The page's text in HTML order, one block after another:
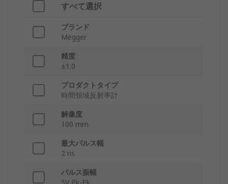
すべて選択
ブランド
Megger
精度
±1.0
プロダクトタイプ
時間領域反射率計
解像度
100 mm
最大パルス幅
2 ns
パルス振幅